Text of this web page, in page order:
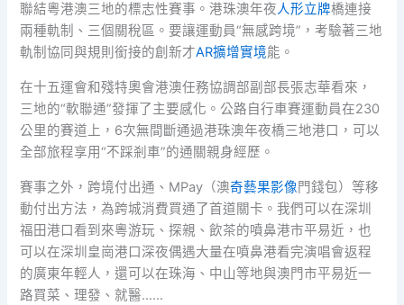
聯結粵港澳三地的標志性賽事。港珠澳年夜人形立牌橋連接
兩種軌制、三個關稅區。要讓運動員“無感跨境”，考驗著三地
軌制協同與規則銜接的創新才AR擴增實境能。
在十五運會和殘特奧會港澳任務協調部副部長張志華看來，
三地的“軟聯通”發揮了主要感化。公路自行車賽運動員在230
公里的賽道上，6次無間斷通過港珠澳年夜橋三地港口，可以
全部旅程享用“不踩剎車”的通關親身經歷。
賽事之外，跨境付出通、MPay（澳奇藝果影像門錢包）等移
動付出方法，為跨城消費買通了首道關卡。我們可以在深圳
福田港口看到來粵游玩、探親、飲茶的噴鼻港市平易近，也
可以在深圳皇崗港口深夜偶遇大量在噴鼻港看完演唱會返程
的廣東年輕人，還可以在珠海、中山等地與澳門市平易近一
路買菜、理發、就醫……